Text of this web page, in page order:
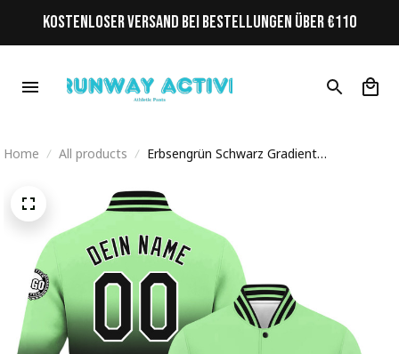
KOSTENLOSER VERSAND BEI BESTELLUNGEN ÜBER €110
Home All products
Erbsengrün Schwarz Gradient